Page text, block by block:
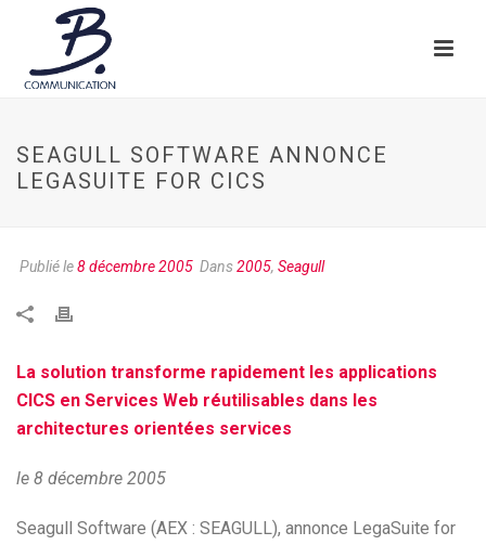
SEAGULL SOFTWARE ANNONCE
LEGASUITE FOR CICS
Publié le8 décembre 2005 Dans2005, Seagull
La solution transforme rapidement les applications
CICS en Services Web réutilisables dans les
architectures orientées services
le 8 décembre 2005
Seagull Software (AEX : SEAGULL), annonce LegaSuite for